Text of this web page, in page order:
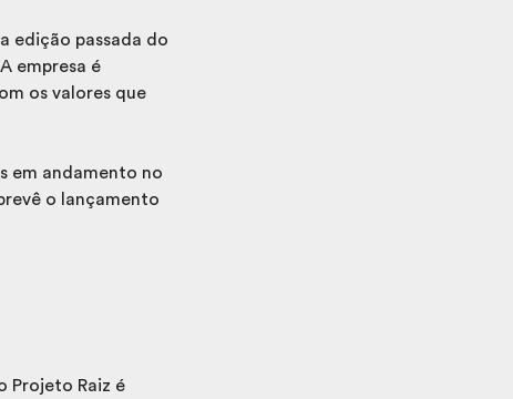
edição passada do
empresa é
os valores que
em andamento no
o lançamento
Projeto Raiz é